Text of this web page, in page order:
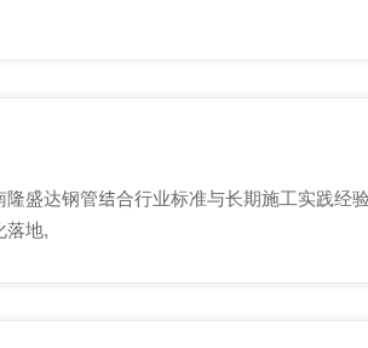
盛达钢管结合行业标准与长期施工实践经
落地,